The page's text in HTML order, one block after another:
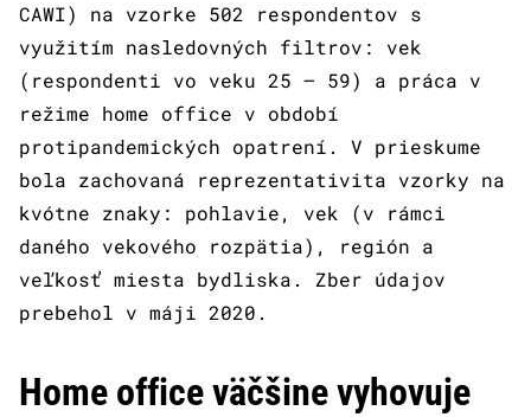
CAWI) na vzorke 502 respondentov s
využitím nasledovných filtrov: vek
(respondenti vo veku 25 – 59) a práca v
režime home office v období
protipandemických opatrení. V prieskume
bola zachovaná reprezentativita vzorky na
kvótne znaky: pohlavie, vek (v rámci
daného vekového rozpätia), región a
veľkosť miesta bydliska. Zber údajov
prebehol v máji 2020.
Home office väčšine vyhovuje